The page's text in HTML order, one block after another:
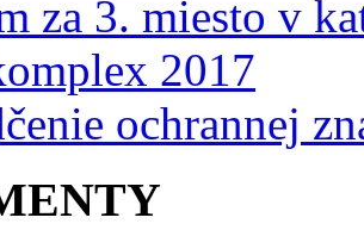
za 3. miesto v
2017
ochrannej